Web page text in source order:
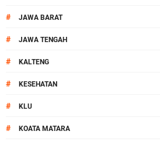
# JAWA BARAT
# JAWA TENGAH
# KALTENG
# KESEHATAN
# KLU
# KOATA MATARA